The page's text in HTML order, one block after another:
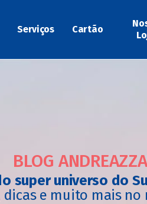
Serviços Cartão
BLOG
super universo do
dicas e muito mais no